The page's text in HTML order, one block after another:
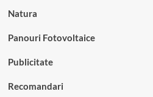
Natura
Panouri Fotovoltaice
Publicitate
Recomandari